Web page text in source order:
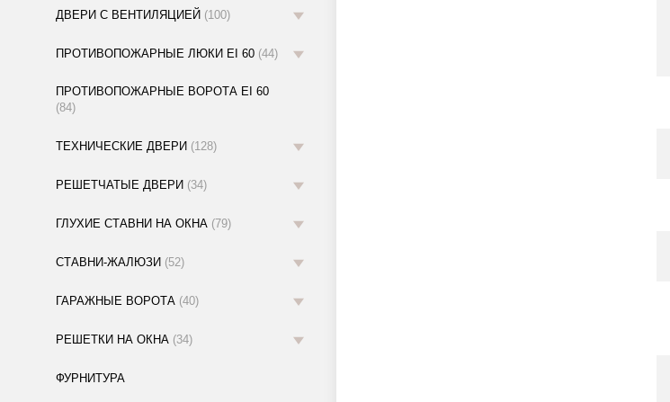
ДВЕРИ С ВЕНТИЛЯЦИЕЙ (100)
ПРОТИВОПОЖАРНЫЕ ЛЮКИ EI 60 (44)
ПРОТИВОПОЖАРНЫЕ ВОРОТА EI 60
(84)
ТЕХНИЧЕСКИЕ ДВЕРИ (128)
РЕШЕТЧАТЫЕ ДВЕРИ (34)
ГЛУХИЕ СТАВНИ НА ОКНА (79)
СТАВНИ-ЖАЛЮЗИ (52)
ГАРАЖНЫЕ ВОРОТА (40)
РЕШЕТКИ НА ОКНА (34)
ФУРНИТУРА